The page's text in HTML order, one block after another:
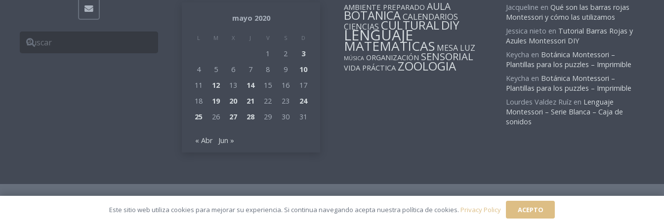
mayo 2020
L M X J V S D
1 2
3
4
5 6 7 8 9
10
11
12 13 14 15 16
17
18
19 20 21 22 23
24
25
26 27 28 29 30 31
« Abr Jun »
AMBIENTE PREPARADO AULA
BOTANICACALENDARIOS
CIENCIAS CULTURALDIY
LENGUAJE
MATEMATICAS MESA LUZ
MÚSICA ORGANIZACIÓN SENSORIAL
VIDA PRÁCTICA ZOOLOGIA
Jacqueline en Qué son las barras rojas
Montessori y cómo las utilizamos
Jessica nieto en Tutorial Barras Rojas y
Azules Montessori DIY
Keycha en Botánica Montessori –
Plantillas para los puzzles – Imprimible
Keycha en Botánica Montessori –
Plantillas para los puzzles – Imprimible
Lourdes Valdez Ruíz en Lenguaje
Montessori – Serie Blanca – Caja de
sonidos
Política Privacidad|Contacto
Este sitio web utiliza cookies para mejorar su experiencia. Si continua navegando acepta nuestra política de cookies. Privacy Policy ACEPTO